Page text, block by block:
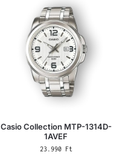
Casio Collection MTP-1314D-
1AVEF
23.990 Ft